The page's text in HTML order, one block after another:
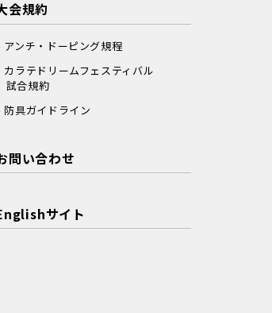
会規約
アンチ・ドーピング規程
カラテドリームフェスティバル
試合規約
防具ガイドライン
問い合わせ
サイト